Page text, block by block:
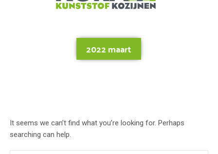
2022 maart
It seems we can’t find what you’re looking for. Perhaps
searching can help.